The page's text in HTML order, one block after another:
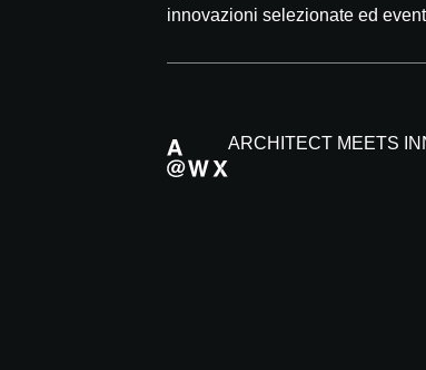
innovazioni selezionate ed
ARCHITECT MEETS